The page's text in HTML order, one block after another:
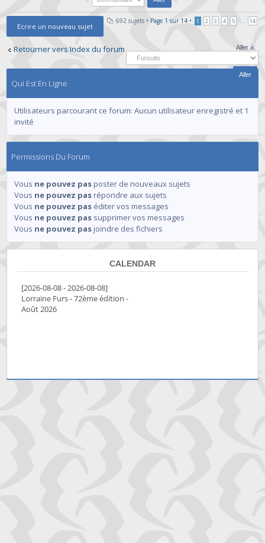
Ecrire un nouveau sujet
692 sujets • Page 1 sur 14• 1 2 3 4 5 14
Retourner vers Index du forum Aller à:
Qui Est En Ligne
Utilisateurs parcourant ce forum: Aucun utilisateur enregistré et 1
invité
Permissions Du Forum
Vous ne pouvez pasposter de nouveaux sujets
Vous ne pouvez pasrépondre aux sujets
Vous ne pouvez pas éditer vos messages
Vous ne pouvez pas supprimer vos messages
Vous ne pouvez pasjoindre des fichiers
CALENDAR